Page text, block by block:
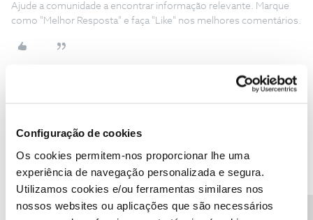
Configuração de cookies
Os cookies permitem-nos proporcionar lhe uma
experiência de navegação personalizada e segura.
Utilizamos cookies e/ou ferramentas similares nos
nossos websites ou aplicações que são necessários
Ajude a comunidade a encontrar informação relevante. Marque
como "Melhor Resposta" e faça "Like" nos melhores comentários.
Não sei...como posso saber esse dado?